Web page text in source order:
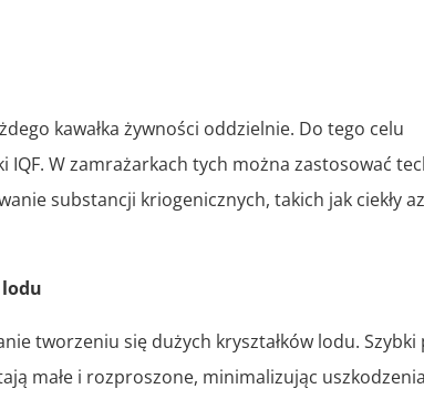
kawałka żywności oddzielnie. Do tego celu
W zamrażarkach tych można zastosować
substancji kriogenicznych, takich jak ciekły
tworzeniu się dużych kryształków lodu. Szybki
małe i rozproszone, minimalizując